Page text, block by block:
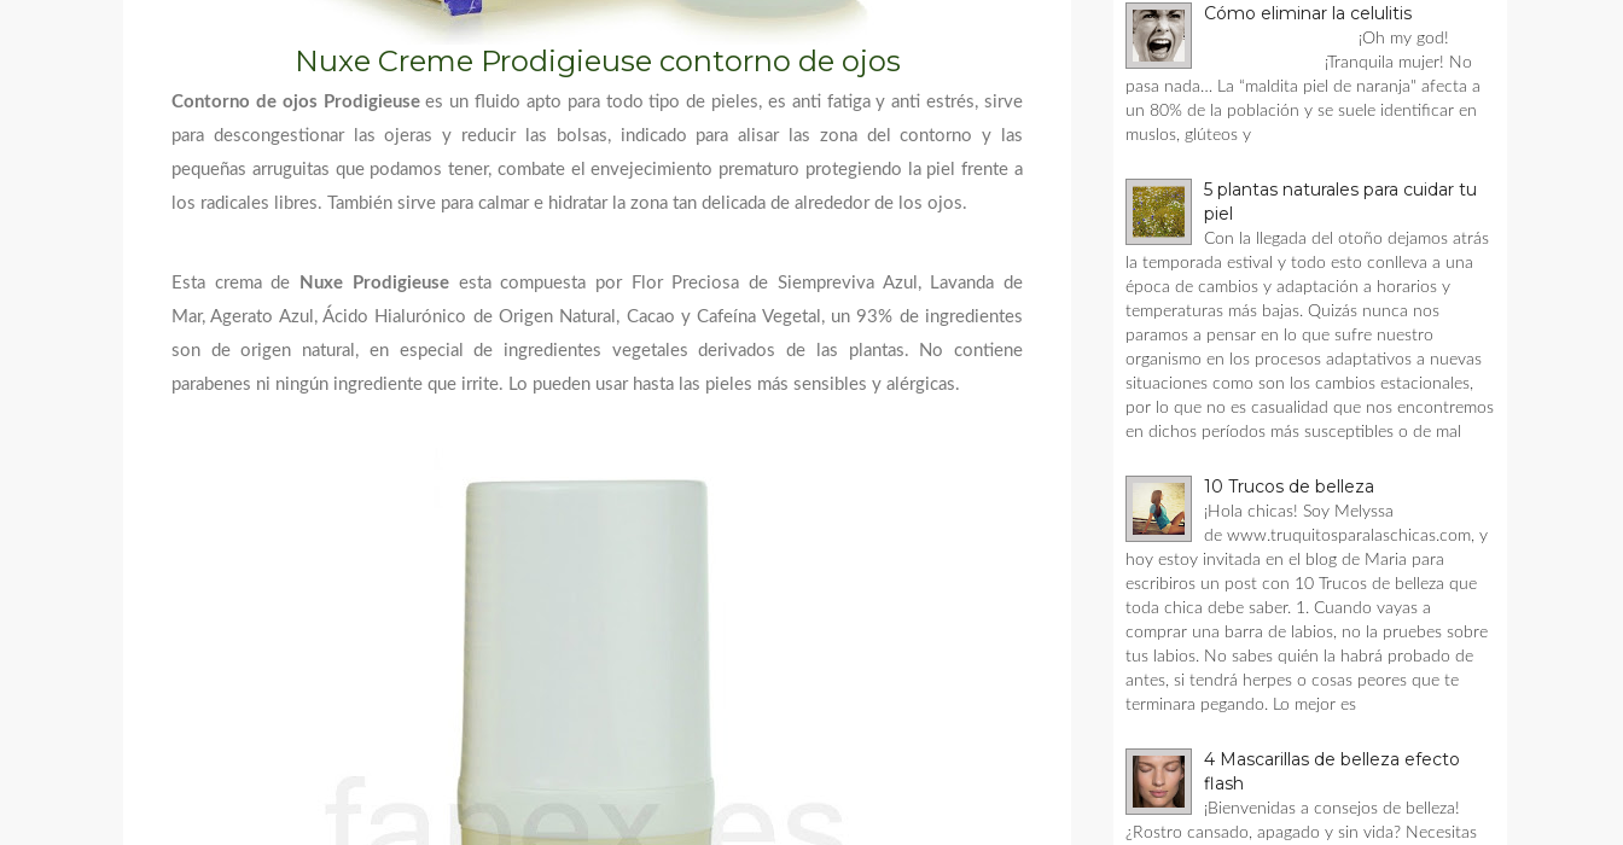
Nuxe Creme Prodigieuse contorno de ojos
Contorno de ojos Prodigieusees un fluido apto para todo tipo de pieles, es anti fatiga y anti estrés, sirve
para descongestionar las ojeras y reducir las bolsas, indicado para alisar las zona del contorno y las
pequeñas arruguitas que podamos tener, combate el envejecimiento prematuro protegiendo la piel frente a
los radicales libres. También sirve para calmar e hidratar la zona tan delicada de alrededor de los ojos.
Esta crema de Nuxe Prodigieuse esta compuesta por Flor Preciosa de Siempreviva Azul, Lavanda de
Mar, Agerato Azul, Ácido Hialurónico de Origen Natural, Cacao y Cafeína Vegetal, un 93% de ingredientes
son de origen natural, en especial de ingredientes vegetales derivados de las plantas. No contiene
parabenes ni ningún ingrediente que irrite. Lo pueden usar hasta las pieles más sensibles y alérgicas.
Cómo eliminar la celulitis
¡Oh my god!
¡Tranquila mujer! No
pasa nada… La “maldita piel de naranja" afecta a
un 80% de la población y se suele identificar en
muslos, glúteos y
5 plantas naturales para cuidar tu
piel
Con la llegada del otoño dejamos atrás
la temporada estival y todo esto conlleva a una
época de cambios y adaptación a horarios y
temperaturas más bajas. Quizás nunca nos
paramos a pensar en lo que sufre nuestro
organismo en los procesos adaptativos a nuevas
situaciones como son los cambios estacionales,
por lo que no es casualidad que nos encontremos
en dichos períodos más susceptibles o de mal
10 Trucos de belleza
¡Hola chicas! Soy Melyssa
de www.truquitosparalaschicas.com, y
hoy estoy invitada en el blog de Maria para
escribiros un post con 10 Trucos de belleza que
toda chica debe saber. 1. Cuando vayas a
comprar una barra de labios, no la pruebes sobre
tus labios. No sabes quién la habrá probado de
antes, si tendrá herpes o cosas peores que te
terminara pegando. Lo mejor es
4 Mascarillas de belleza efecto
flash
¡Bienvenidas a consejos de belleza!
¿Rostro cansado, apagado y sin vida? Necesitas